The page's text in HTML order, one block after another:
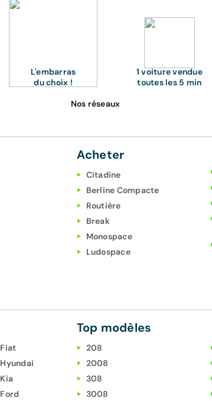
L'embarras
du choix !
1 voiture vendue
toutes les 5 min
Nos réseaux
Acheter
Citadine
Berline Compacte
Routière
Break
Monospace
Ludospace
Fiat
Hyundai
Kia
Ford
Top modèles
208
2008
308
3008